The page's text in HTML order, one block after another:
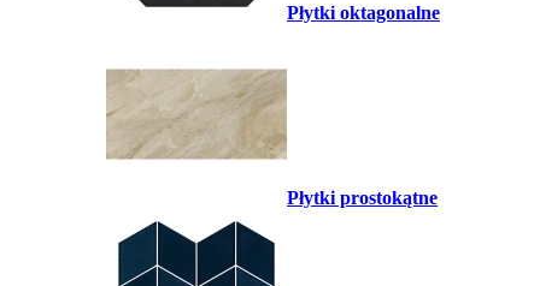
Płytki oktagonalne
Płytki prostokątne